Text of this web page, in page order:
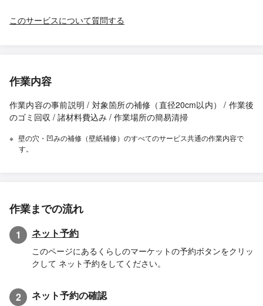
このサービスについて質問する
作業内容
作業内容の事前説明 / 対象箇所の補修（直径20cm以内） / 作業後
のゴミ回収 / 諸材料費込み / 作業場所の簡易清掃
壁の穴・凹みの補修（壁紙補修）のすべてのサービス共通の作業内容で
す。
作業までの流れ
1 ネット予約
このページにあるくらしのマーケットの予約ボタンをクリッ
クして ネット予約をしてください。
2 ネット予約の確認